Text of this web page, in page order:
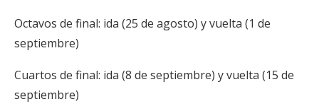
Octavos de final: ida (25 de agosto) y vuelta (1 de
septiembre)
Cuartos de final: ida (8 de septiembre) y vuelta (15 de
septiembre)